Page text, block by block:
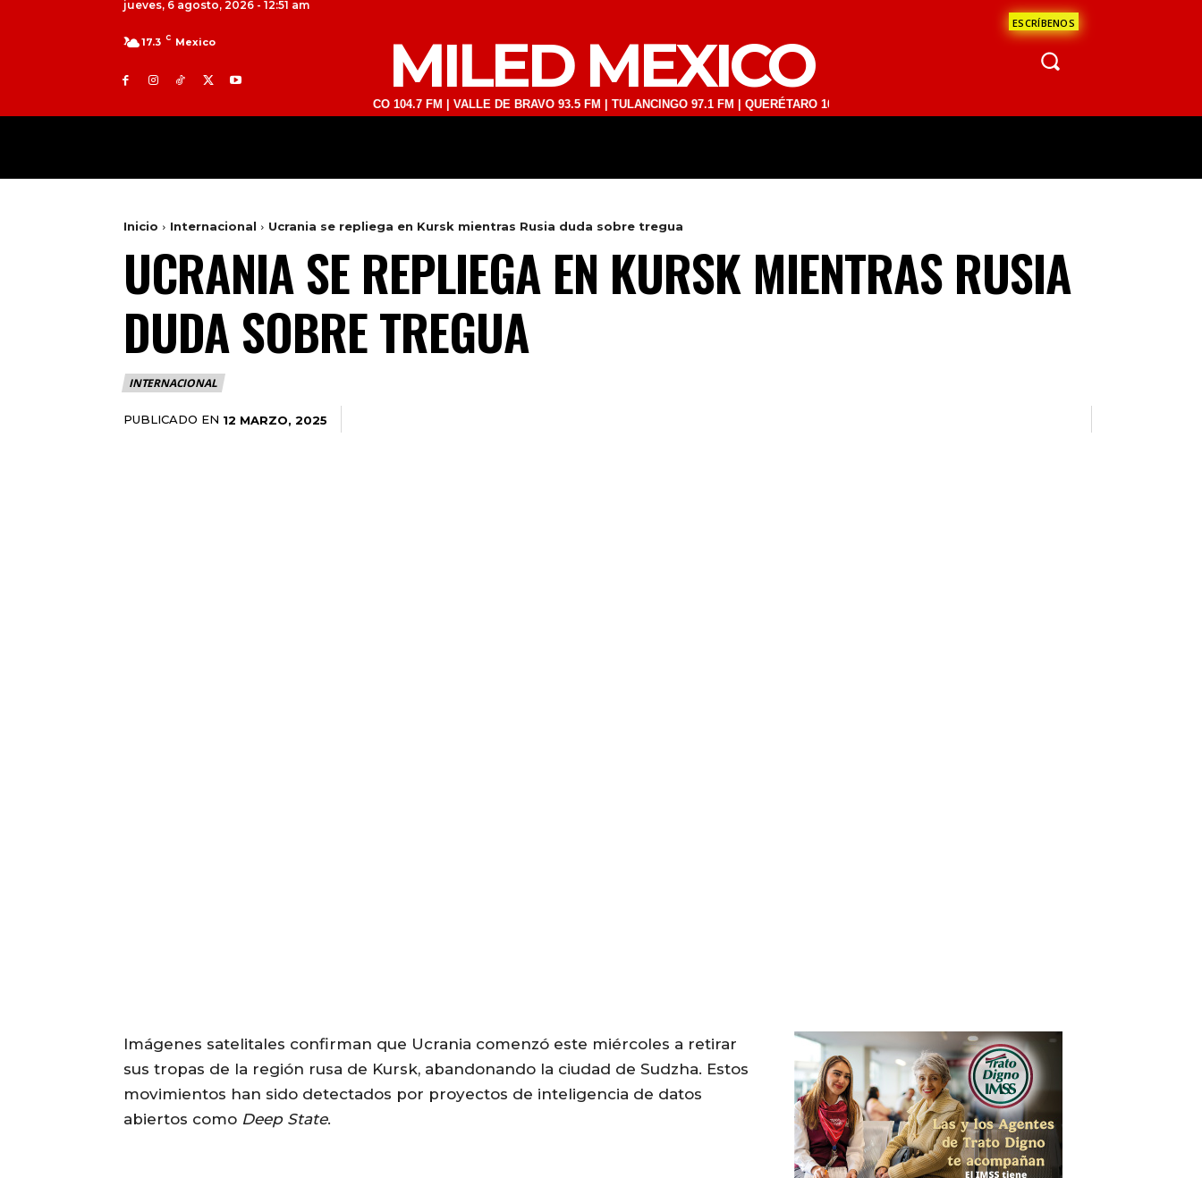
jueves, 6 agosto, 2026 - 12:51 am
ESCRÍBENOS
17.3 C Mexico MILED MEXICO
TOLUCA 98.9 FM | ATLACOMULCO 104.7 FM | VALLE DE BRAVO 93.5 FM | TULANCINGO 97.1 FM | QUERÉTARO 103.1 FM | SAN JUAN DEL RÍO 93.1 FM | GUADALAJARA 1510 AM | LA
Inicio Internacional Ucrania se repliega en Kursk mientras Rusia duda sobre tregua
UCRANIA SE REPLIEGA EN KURSK MIENTRAS RUSIA
DUDA SOBRE TREGUA
INTERNACIONAL
PUBLICADO EN 12 MARZO, 2025
Imágenes satelitales confirman que Ucrania comenzó este miércoles a retirar
sus tropas de la región rusa de Kursk, abandonando la ciudad de Sudzha. Estos
movimientos han sido detectados por proyectos de inteligencia de datos
abiertos como Deep State.